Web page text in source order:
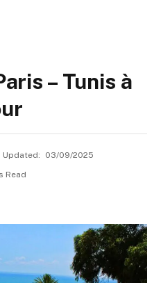
– Tunis à
Updated:
03/09/2025
Read